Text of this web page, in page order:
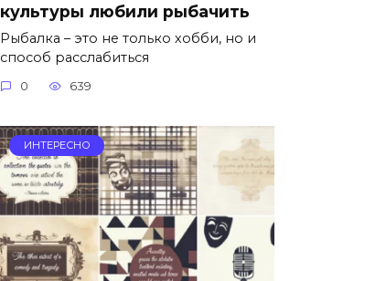
культуры любили рыбачить
Рыбалка – это не только хобби, но и
способ расслабиться
0 639
ИНТЕРЕСНО